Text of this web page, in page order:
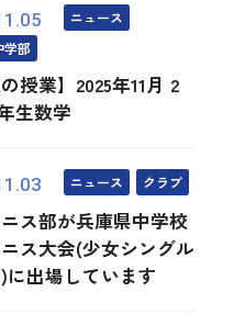
ニュース
学部
の授業】2025年11月 2
生数学
ニュース クラブ
ス部が兵庫県中学校
ス大会(少女シングル
に出場しています